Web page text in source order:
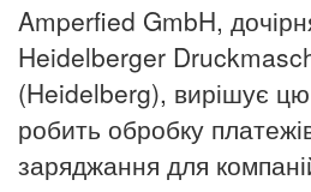
Amperfied GmbH,
Heidelberger
(Heidelberg), вирішує
робить обробку
заряджання для